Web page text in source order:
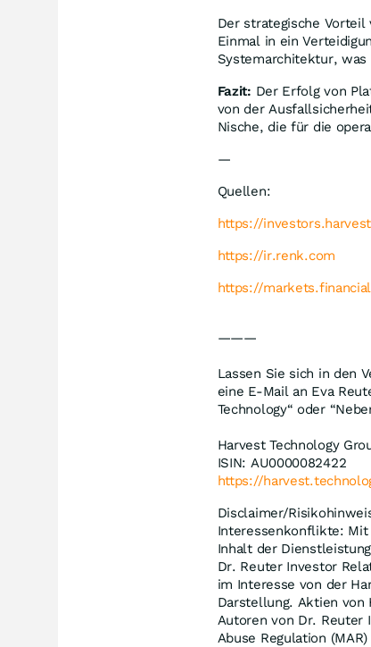
Der strategische
Einmal in ein
Systemarchitektur,
Fazit: Der Erfolg von
von der
Nische, die für die
—
Quellen:
https://
https://ir.renk.com
https://
———
Lassen Sie sich in den
eine E-Mail an Eva
Technology“ oder
Harvest Technology
ISIN: AU0000082422
https://
Disclaimer/
Interessenkonflikte: Mit
Inhalt der
Dr. Reuter Investor
im Interesse von der
Darstellung. Aktien von
Autoren von Dr. Reuter
Abuse Regulation